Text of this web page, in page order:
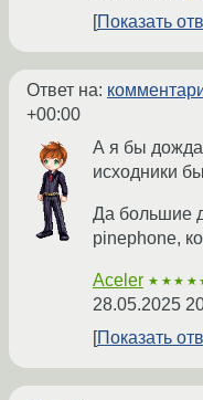
Показать
Ответ на:
+00:00
А я бы
исходники
Да большие
pinephone,
Aceler
28.05.2025
Показать